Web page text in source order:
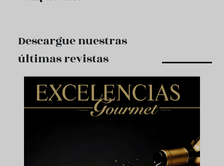
Descargue nuestras
últimas revistas